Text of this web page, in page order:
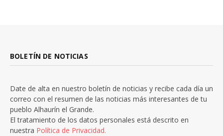
BOLETÍN DE NOTICIAS
Date de alta en nuestro boletín de noticias y recibe cada día un
correo con el resumen de las noticias más interesantes de tu
pueblo Alhaurín el Grande.
El tratamiento de los datos personales está descrito en
nuestra Política de Privacidad.